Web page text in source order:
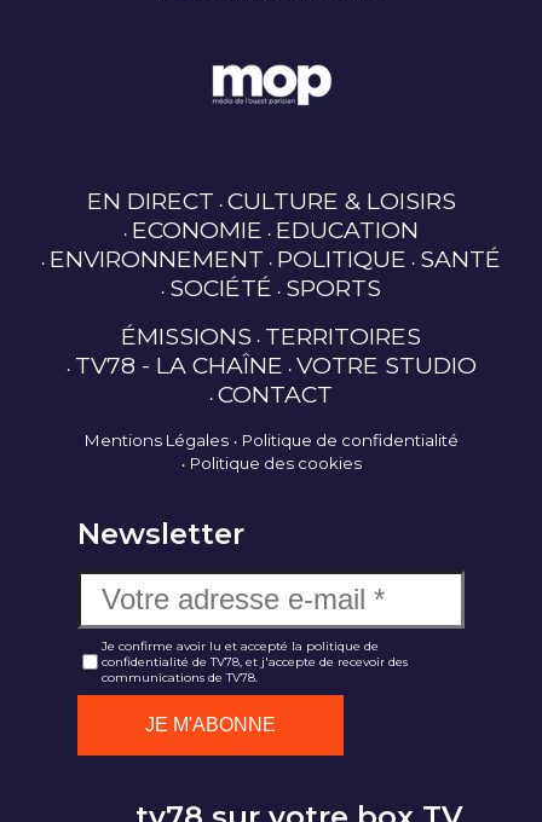
EN DIRECT CULTURE & LOISIRS
ECONOMIE EDUCATION
ENVIRONNEMENT POLITIQUE SANTÉ
SOCIÉTÉ SPORTS
ÉMISSIONS TERRITOIRES
TV78 - LA CHAÎNE VOTRE STUDIO
CONTACT
Mentions Légales
Politique de confidentialité
Politique des cookies
Newsletter
Je confirme avoir lu et accepté la politique de
confidentialité de TV78, et j'accepte de recevoir des
communications de TV78.